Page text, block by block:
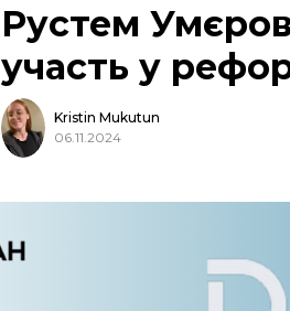
Рустем
участь у
Kristin Mukutun
06.11.2024